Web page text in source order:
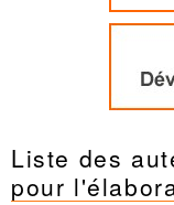
Liste des
pour